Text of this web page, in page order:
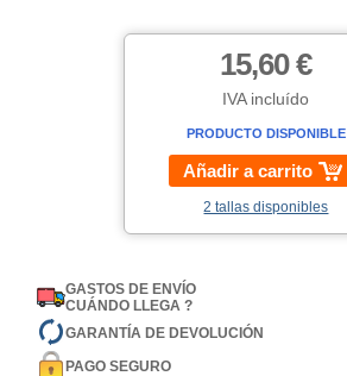
15,60 €
IVA incluído
PRODUCTO DISPONIBLE
Añadir a carrito
2 tallas disponibles
GASTOS DE ENVÍO
CUÁNDO LLEGA ?
GARANTÍA DE DEVOLUCIÓN
PAGO SEGURO